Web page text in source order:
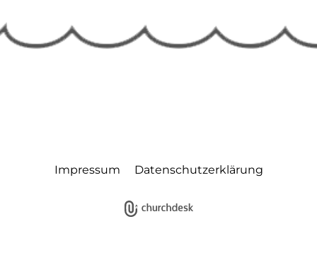
Impressum Datenschutzerklärung